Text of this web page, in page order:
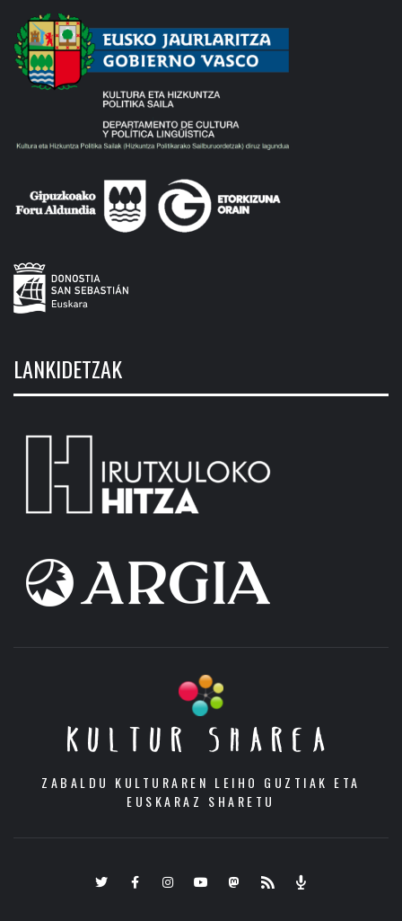
LANKIDETZAK
KULTUR SHAREA
ZABALDU KULTURAREN LEIHO GUZTIAK ETA
EUSKARAZ SHARETU
TwitterFacebookInstagramYoutubeMastodon.eus
RSS Podcast